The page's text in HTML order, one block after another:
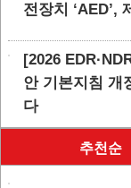
전장치 ‘AED’,
[2026
안 기본지침 개
다
추천순